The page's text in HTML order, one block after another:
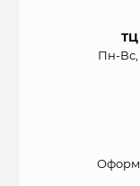
ТЦ
Пн-Вс,